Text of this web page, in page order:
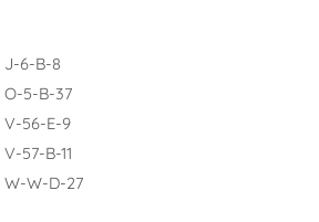
J-6-B-8
O-5-B-37
V-56-E-9
V-57-B-11
W-W-D-27